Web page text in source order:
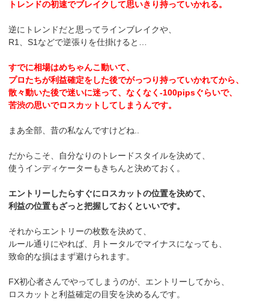
トレンドの初速でブレイクして思いきり持っていかれる。
逆にトレンドだと思ってラインブレイクや、
R1、S1などで逆張りを仕掛けると…
すでに相場はめちゃんこ動いて、
プロたちが利益確定をした後でがっつり持っていかれてから、
散々動いた後で迷いに迷って、なくなく-100pipsぐらいで、
苦渋の思いでロスカットしてしまうんです。
まあ全部、昔の私なんですけどね..
だからこそ、自分なりのトレードスタイルを決めて、
使うインディケーターもきちんと決めておく。
エントリーしたらすぐにロスカットの位置を決めて、
利益の位置もざっと把握しておくといいです。
それからエントリーの枚数を決めて、
ルール通りにやれば、月トータルでマイナスになっても、
致命的な損はまず避けられます。
FX初心者さんでやってしまうのが、エントリーしてから、
ロスカットと利益確定の目安を決めるんです。